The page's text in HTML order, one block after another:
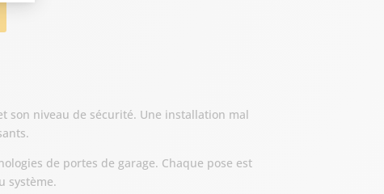
son niveau de sécurité. Une installation mal
de portes de garage. Chaque pose est
système.